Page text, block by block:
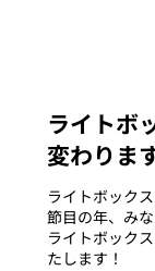
ライトボ
変わります
ライトボック
節目の年、み
ライトボック
たします！